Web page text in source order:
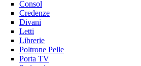
Consol
Credenze
Divani
Letti
Librerie
Poltrone Pelle
Porta TV